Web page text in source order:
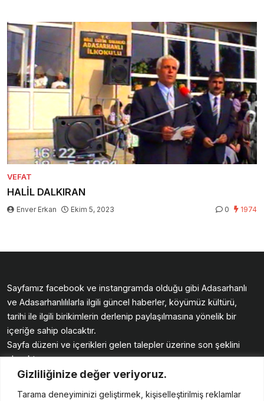
Gizliliğinize değer veriyoruz.
Tarama deneyiminizi geliştirmek, kişiselleştirilmiş reklamlar
VEFAT
HALİL DALKIRAN
Enver Erkan Ekim 5, 2023 0 1974
Sayfamız facebook ve instangramda olduğu gibi Adasarhanlı
ve Adasarhanlılılarla ilgili güncel haberler, köyümüz kültürü,
tarihi ile ilgili birikimlerin derlenip paylaşılmasına yönelik bir
içeriğe sahip olacaktır.
Sayfa düzeni ve içerikleri gelen talepler üzerine son şeklini
alacaktır.
Köyümüz sayfasında buluşmak üzere.